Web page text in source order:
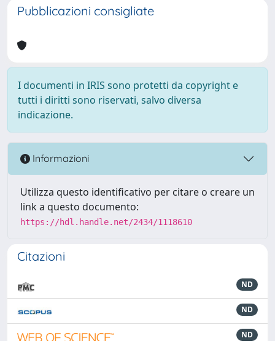
Pubblicazioni consigliate
I documenti in IRIS sono protetti da copyright e
tutti i diritti sono riservati, salvo diversa
indicazione.
Informazioni
Utilizza questo identificativo per citare o creare un
link a questo documento:
https://hdl.handle.net/2434/1118610
Citazioni
ND
ND
ND